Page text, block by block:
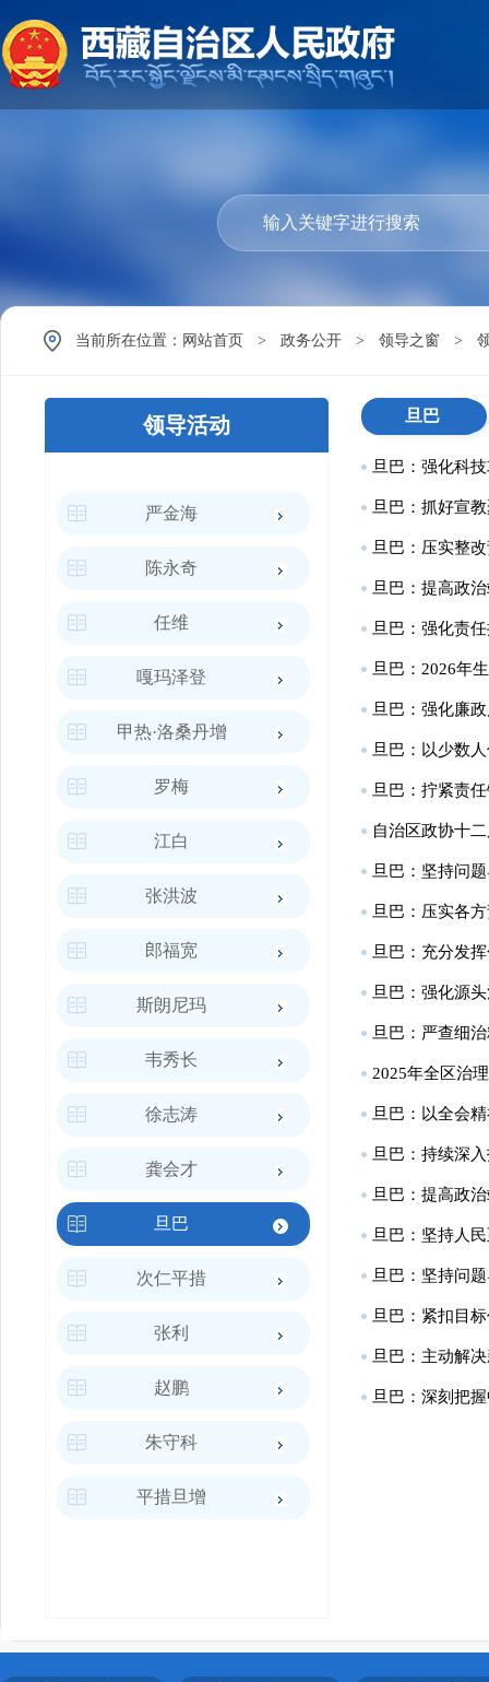
当前所在位置： 网站首页 > 政务公开 > 领导之窗 >
领导活动
严金海
陈永奇
任维
嘎玛泽登
甲热·洛桑丹增
罗梅
江白
张洪波
郎福宽
斯朗尼玛
韦秀长
徐志涛
龚会才
旦巴
次仁平措
张利
赵鹏
朱守科
平措旦增
旦巴
旦巴：强化科
旦巴：抓好宣
旦巴：压实整
旦巴：提高政
旦巴：强化责
旦巴：2026年
旦巴：强化廉
旦巴：以少数
旦巴：拧紧责
自治区政协十
旦巴：坚持问
旦巴：压实各
旦巴：充分发
旦巴：强化源
旦巴：严查细
2025年全区治
旦巴：以全会
旦巴：持续深
旦巴：提高政
旦巴：坚持人
旦巴：坚持问
旦巴：紧扣目
旦巴：主动解
旦巴：深刻把